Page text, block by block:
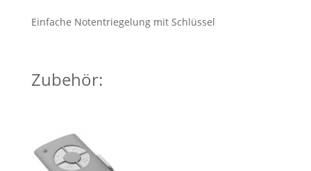
Einfache Notentriegelung mit Schlüssel
Zubehör: